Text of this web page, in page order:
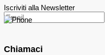
Iscriviti alla Newsletter
Chiamaci